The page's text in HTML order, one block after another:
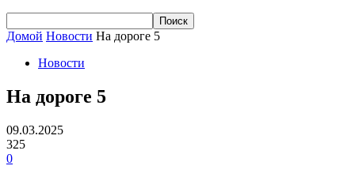
Домой Новости На дороге 5
Новости
На дороге 5
09.03.2025
325
0